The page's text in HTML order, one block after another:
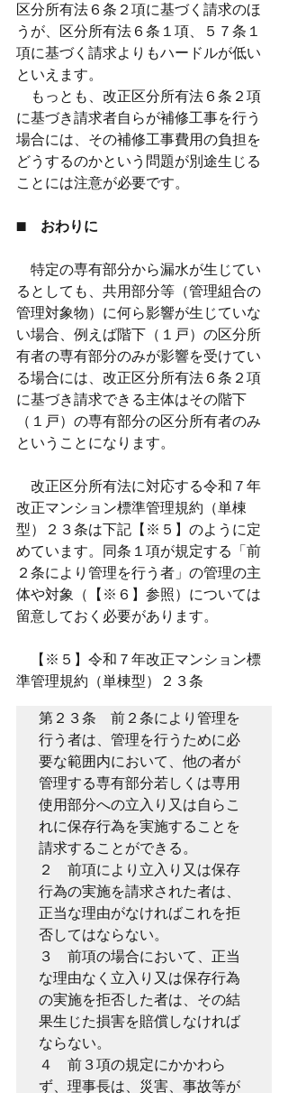
区分所有法６条２項に基づく請求のほ
うが、区分所有法６条１項、５７条１
項に基づく請求よりもハードルが低い
といえます。
もっとも、改正区分所有法６条２項
に基づき請求者自らが補修工事を行う
場合には、その補修工事費用の負担を
どうするのかという問題が別途生じる
ことには注意が必要です。
■　おわりに
特定の専有部分から漏水が生じてい
るとしても、共用部分等（管理組合の
管理対象物）に何ら影響が生じていな
い場合、例えば階下（１戸）の区分所
有者の専有部分のみが影響を受けてい
る場合には、改正区分所有法６条２項
に基づき請求できる主体はその階下
（１戸）の専有部分の区分所有者のみ
ということになります。
改正区分所有法に対応する令和７年
改正マンション標準管理規約（単棟
型）２３条は下記【※５】のように定
めています。同条１項が規定する「前
２条により管理を行う者」の管理の主
体や対象（【※６】参照）については
留意しておく必要があります。
【※５】令和７年改正マンション標
準管理規約（単棟型）２３条
第２３条　前２条により管理を
行う者は、管理を行うために必
要な範囲内において、他の者が
管理する専有部分若しくは専用
使用部分への立入り又は自らこ
れに保存行為を実施することを
請求することができる。
２　前項により立入り又は保存
行為の実施を請求された者は、
正当な理由がなければこれを拒
否してはならない。
３　前項の場合において、正当
な理由なく立入り又は保存行為
の実施を拒否した者は、その結
果生じた損害を賠償しなければ
ならない。
４　前３項の規定にかかわら
ず、理事長は、災害、事故等が